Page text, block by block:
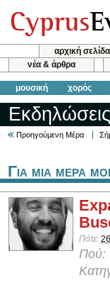
αρχική σελίδα
νέα & άρθρα
μουσική χορός
Προηγούμενη Μέρα
Για μια μερα
Πότε:
Πού: